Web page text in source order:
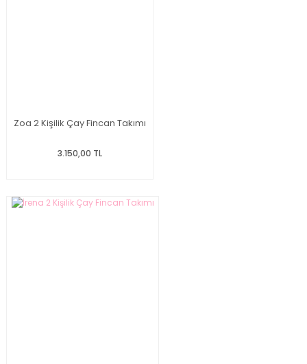
Zoa 2 Kişilik Çay Fincan Takımı
3.150,00 TL